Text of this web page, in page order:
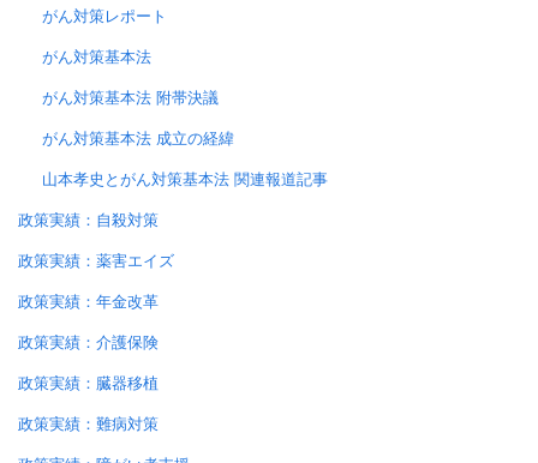
がん対策レポート
がん対策基本法
がん対策基本法 附帯決議
がん対策基本法 成立の経緯
山本孝史とがん対策基本法 関連報道記事
政策実績：自殺対策
政策実績：薬害エイズ
政策実績：年金改革
政策実績：介護保険
政策実績：臓器移植
政策実績：難病対策